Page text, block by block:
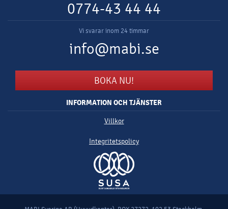
0774-43 44 44
Vi svarar inom 24 timmar
info@mabi.se
BOKA NU!
INFORMATION OCH TJÄNSTER
Villkor
Integritetspolicy